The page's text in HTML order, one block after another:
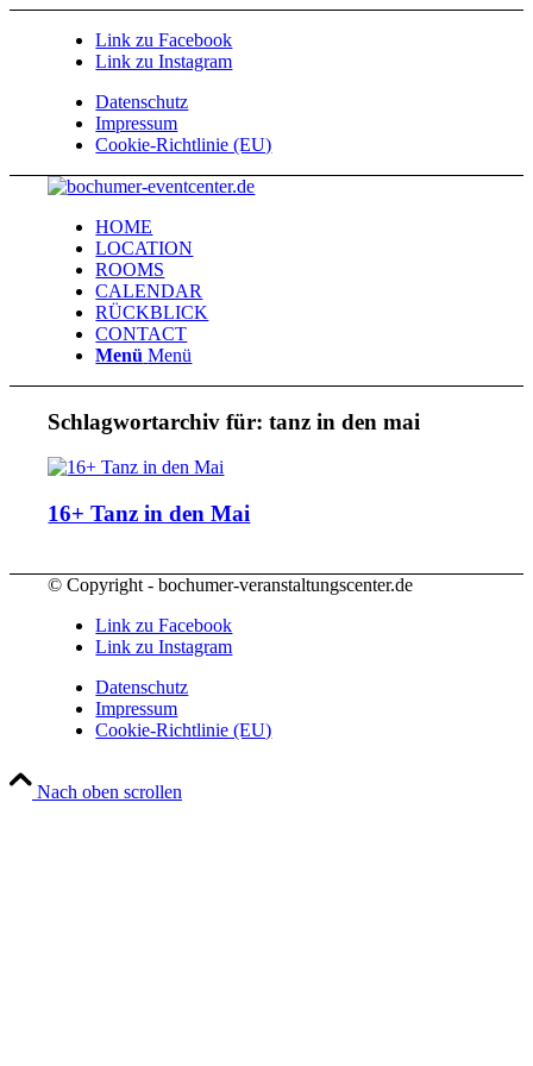
Link zu Facebook
Link zu Instagram
Datenschutz
Impressum
Cookie-Richtlinie (EU)
HOME
LOCATION
ROOMS
CALENDAR
RÜCKBLICK
CONTACT
Menü Menü
Schlagwortarchiv für:tanz in den mai
16+ Tanz in den Mai
© Copyright - bochumer-veranstaltungscenter.de
Link zu Facebook
Link zu Instagram
Datenschutz
Impressum
Cookie-Richtlinie (EU)
Nach oben scrollen